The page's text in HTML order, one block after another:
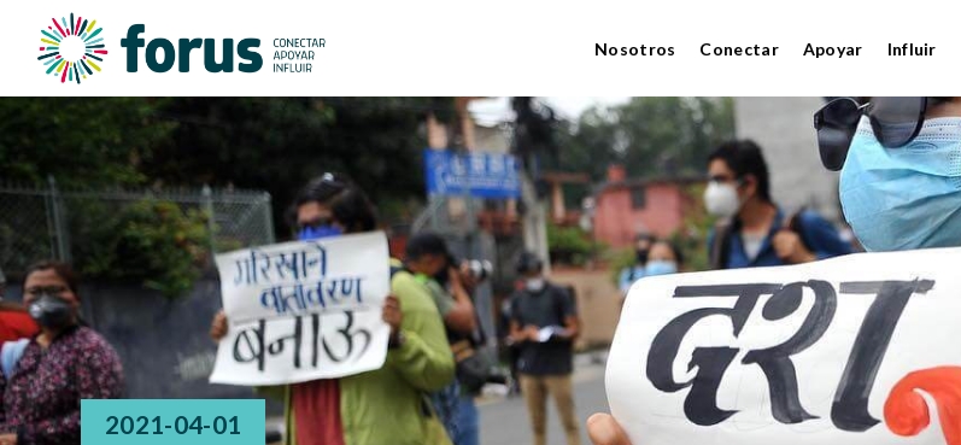
Nosotros Conectar Apoyar Influir
2021-04-01